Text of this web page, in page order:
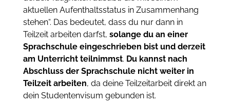
aktuellen Aufenthaltsstatus in Zusammenhang
stehen“. Das bedeutet, dass du nur dann in
Teilzeit arbeiten darfst, solange du an einer
Sprachschule eingeschrieben bist und derzeit
am Unterricht teilnimmst. Du kannst nach
Abschluss der Sprachschule nicht weiter in
Teilzeit arbeiten, da deine Teilzeitarbeit direkt an
dein Studentenvisum gebunden ist.